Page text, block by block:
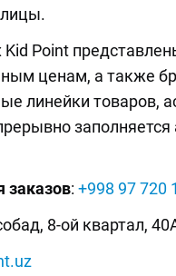
Kid Point
ценам, а также
линейки товаров,
заказов: +998 97 720
8-ой квартал,